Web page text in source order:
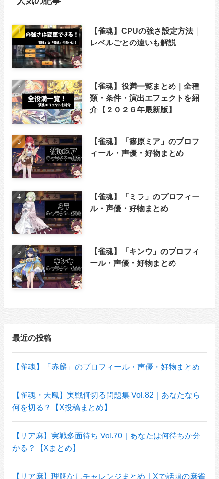
【雀魂】CPUの強さ設定方法｜
レベルごとの違いも解説
【雀魂】役満一覧まとめ｜全種
類・条件・演出エフェクトを紹
介【２０２６年最新版】
【雀魂】「篠原ミア」のプロフ
ィール・声優・好物まとめ
【雀魂】「ミラ」のプロフィー
ル・声優・好物まとめ
【雀魂】「キンウ」のプロフィ
ール・声優・好物まとめ
最近の投稿
【雀魂】「赤麟」のプロフィール・声優・好物まとめ
【雀魂・天鳳】実戦何切る問題集 Vol.82｜あなたなら
何を切る？【X投稿まとめ】
【リア麻】実戦多面待ち Vol.70｜あなたは何待ちか分
かる？【Xまとめ】
【リア麻】理牌なしチャレンジまとめ｜Xで話題の麻雀